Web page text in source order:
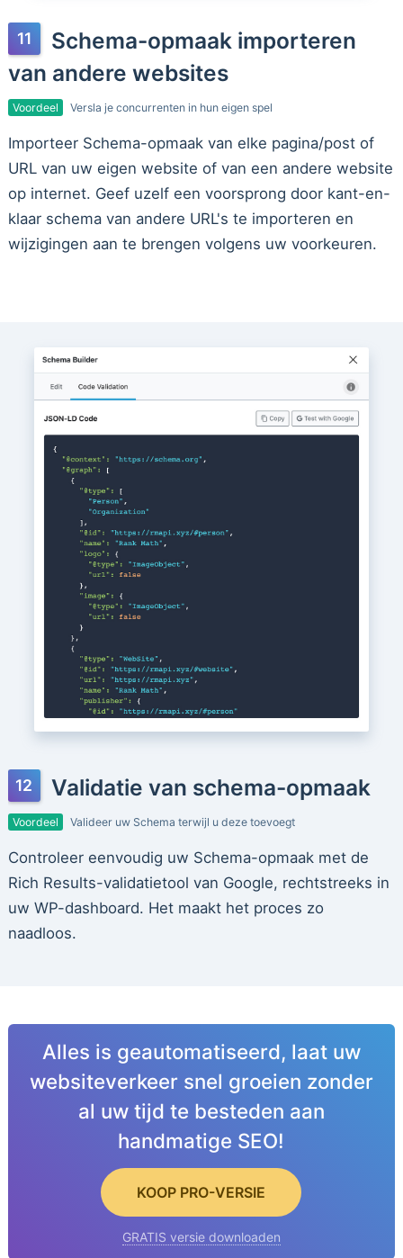
Schema-opmaak importeren
van andere websites
Voordeel Versla je concurrenten in hun eigen spel
Importeer Schema-opmaak van elke pagina/post of
URL van uw eigen website of van een andere website
op internet. Geef uzelf een voorsprong door kant-en-
klaar schema van andere URL's te importeren en
wijzigingen aan te brengen volgens uw voorkeuren.
Validatie van schema-opmaak
Voordeel Valideer uw Schema terwijl u deze toevoegt
Controleer eenvoudig uw Schema-opmaak met de
Rich Results-validatietool van Google, rechtstreeks in
uw WP-dashboard. Het maakt het proces zo
naadloos.
Alles is geautomatiseerd, laat uw
websiteverkeer snel groeien zonder
al uw tijd te besteden aan
handmatige SEO!
KOOP PRO-VERSIE
GRATIS versie downloaden